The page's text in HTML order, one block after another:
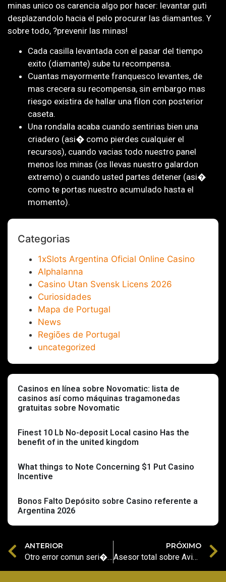
minas unico os carencia algo por hacer: levantar guti
desplazandolo hacia el pelo procurar las diamantes. Y
sobre todo, ?prevenir las minas!
Cada casilla levantada con el pasar del tiempo
exito (diamante) sube tu recompensa.
Cuantas mayormente franquesco levantes, de
mas crecera su recompensa, sin embargo mas
riesgo existira de hallar una filon con posterior
caseta.
Una rondalla acaba cuando sentirias bien una
criadero (asi� como pierdes cualquier el
recursos), cuando vacias todo nuestro panel
menos los minas (os llevas nuestro galardon
extremo) o cuando usted partes detener (asi�
como te portas nuestro acumulado hasta el
momento).
Categorias
1xSlots Argentina Oficial Online Casino
Alphalanna
Casino Utan Svensk Licens 2026
Curiosidades
Mapa de Portugal
News
Regiões de Portugal
uncategorized
Casinos en línea sobre Novomatic: lista de
casinos así­ como máquinas tragamonedas
gratuitas sobre Novomatic
Finest 10 Lb No-deposit Local casino Has the
benefit of in the united kingdom
What things to Note Concerning $1 Put Casino
Incentive
Bonos Falto Depósito sobre Casino referente a
Argentina 2026
ANTERIOR
Otro error comun seri�a una falta de atencion a las posibilidades
PRÓXIMO
Asesor total sobre Aviator esparcimiento de casino en linea